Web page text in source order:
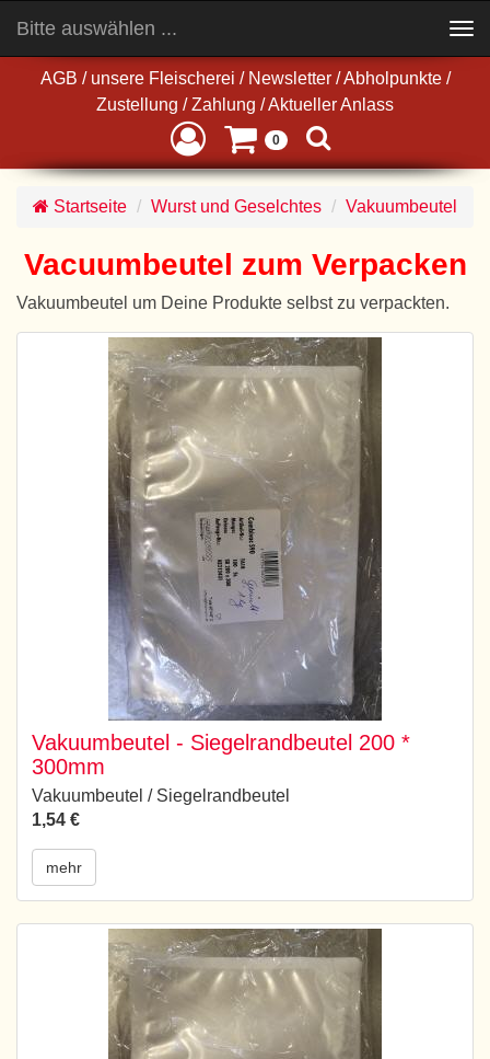
AGB / unsere Fleischerei / Newsletter / Abholpunkte /
Zustellung / Zahlung /Aktueller Anlass
0
Bitte auswählen ...
navigation
Startseite Wurst und Geselchtes Vakuumbeutel
Vacuumbeutel zum Verpacken
Vakuumbeutel um Deine Produkte selbst zu verpackten.
Vakuumbeutel - Siegelrandbeutel 200 *
300mm
Vakuumbeutel / Siegelrandbeutel
1,54 €
mehr